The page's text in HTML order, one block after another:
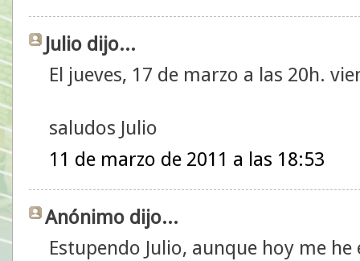
Julio dijo...
El jueves, 17 de marzo a las 20h.
saludos Julio
11 de marzo de 2011 a las 18:53
Anónimo dijo...
Estupendo Julio, aunque hoy me